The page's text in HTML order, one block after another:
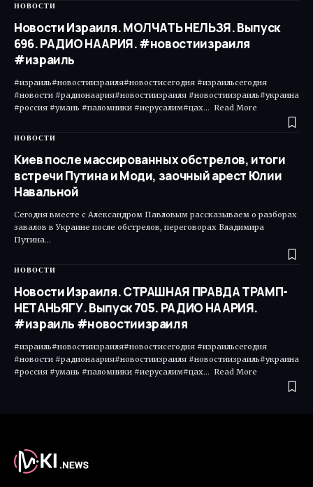
НОВОСТИ
Новости Израиля. МОЛЧАТЬ НЕЛЬЗЯ. Выпуск
696. РАДИО НААРИЯ. #новостиизраиля
#израиль
#израиль#новостиизраиля#новостисегодня #израильсегодня
#новости #радионаария#новостиизраиля #новостиизраиль#украина
#россия #умань #паломники #иерусалим#цах... Read More ​
НОВОСТИ
Киев после массированных обстрелов, итоги
встречи Путина и Моди, заочный арест Юлии
Навальной
Сегодня вместе с Александром Павловым рассказываем о разборах
завалов в Украине после обстрелов, переговорах Владимира
Путина…
НОВОСТИ
Новости Израиля. СТРАШНАЯ ПРАВДА ТРАМП-
НЕТАНЬЯГУ. Выпуск 705. РАДИО НААРИЯ.
#израиль #новостиизраиля
#израиль#новостиизраиля#новостисегодня #израильсегодня
#новости #радионаария#новостиизраиля #новостиизраиль#украина
#россия #умань #паломники #иерусалим#цах... Read More ​